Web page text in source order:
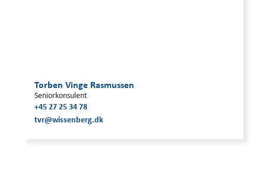
Torben Vinge Rasmussen
Seniorkonsulent
+45 27 25 34 78
tvr@wissenberg.dk